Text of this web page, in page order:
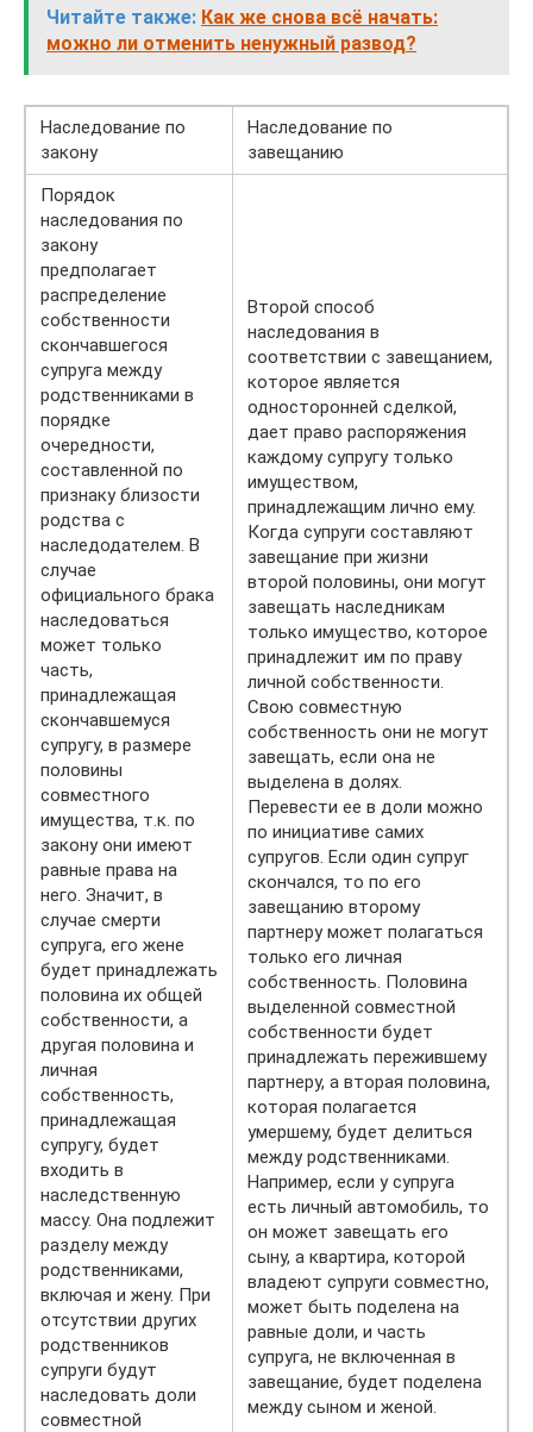
Читайте также: Как же снова всё начать:
можно ли отменить ненужный развод?
Наследование по
закону
Наследование по
завещанию
Порядок
наследования по
закону
предполагает
распределение
собственности
скончавшегося
супруга между
родственниками в
порядке
очередности,
составленной по
признаку близости
родства с
наследодателем. В
случае
официального брака
наследоваться
может только
часть,
принадлежащая
скончавшемуся
супругу, в размере
половины
совместного
имущества, т.к. по
закону они имеют
равные права на
него. Значит, в
случае смерти
супруга, его жене
будет принадлежать
половина их общей
собственности, а
другая половина и
личная
собственность,
принадлежащая
супругу, будет
входить в
наследственную
массу. Она подлежит
разделу между
родственниками,
включая и жену. При
отсутствии других
родственников
супруги будут
наследовать доли
совместной
Второй способ
наследования в
соответствии с завещанием,
которое является
односторонней сделкой,
дает право распоряжения
каждому супругу только
имуществом,
принадлежащим лично ему.
Когда супруги составляют
завещание при жизни
второй половины, они могут
завещать наследникам
только имущество, которое
принадлежит им по праву
личной собственности.
Свою совместную
собственность они не могут
завещать, если она не
выделена в долях.
Перевести ее в доли можно
по инициативе самих
супругов. Если один супруг
скончался, то по его
завещанию второму
партнеру может полагаться
только его личная
собственность. Половина
выделенной совместной
собственности будет
принадлежать пережившему
партнеру, а вторая половина,
которая полагается
умершему, будет делиться
между родственниками.
Например, если у супруга
есть личный автомобиль, то
он может завещать его
сыну, а квартира, которой
владеют супруги совместно,
может быть поделена на
равные доли, и часть
супруга, не включенная в
завещание, будет поделена
между сыном и женой.